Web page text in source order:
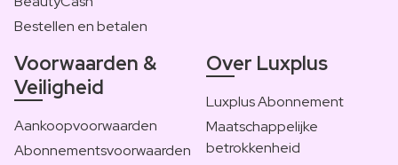
Bestellen en betalen
Voorwaarden &
Veiligheid
Aankoopvoorwaarden
Abonnementsvoorwaarden
Over Luxplus
Luxplus Abonnement
Maatschappelijke
betrokkenheid